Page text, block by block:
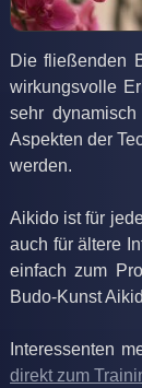
Die fließenden
wirkungsvolle
sehr
Aspekten der
werden.
Aikido ist für
auch für ältere
einfach zum
Budo-Kunst
Interessenten
direkt zum